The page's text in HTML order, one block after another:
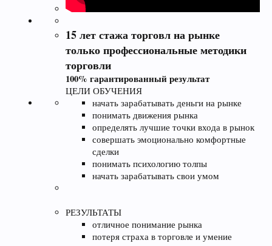
15 лет стажа торговлна рынке
только профессиональныеметодики
торговли
100% гарантированный результат
ЦЕЛИ ОБУЧЕНИЯ
начать зарабатывать деньги на рынке
понимать движения рынка
определять лучшие точки входа в рынок
совершать эмоционально комфортные
сделки
понимать психологию толпы
начать зарабатывать свои умом
РЕЗУЛЬТАТЫ
отличное понимание рынка
потеря страха в торговле и умение